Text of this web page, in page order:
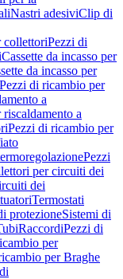
Nastri adesiviClip di
collettoriPezzi di
Cassette da incasso per
da incasso per
Pezzi di ricambio per
a
a
Pezzi di ricambio per
Pezzi
per circuiti dei
dei
Termostati
protezioneSistemi di
RaccordiPezzi di
per
per Braghe